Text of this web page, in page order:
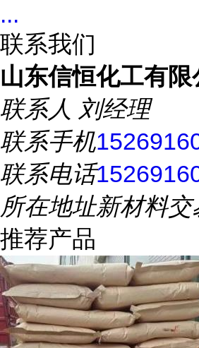
...
联系我们
山东信恒化工有限
联系人 刘经理
联系手机
联系电话
所在地址新材料交
推荐产品